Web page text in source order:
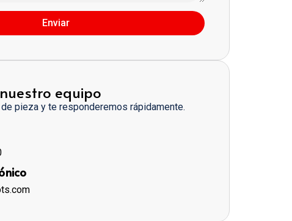
Enviar
equipo
pieza y te responderemos rápidamente.